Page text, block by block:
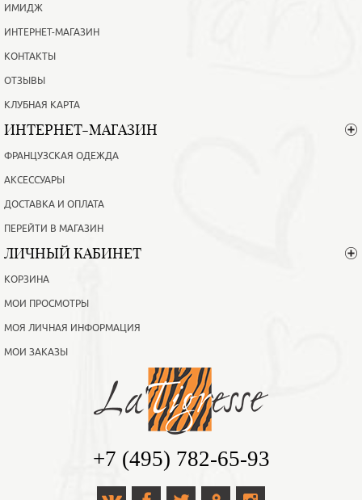
ИМИДЖ
ИНТЕРНЕТ-МАГАЗИН
КОНТАКТЫ
ОТЗЫВЫ
КЛУБНАЯ КАРТА
ИНТЕРНЕТ-МАГАЗИН
ФРАНЦУЗСКАЯ ОДЕЖДА
АКСЕССУАРЫ
ДОСТАВКА И ОПЛАТА
ПЕРЕЙТИ В МАГАЗИН
ЛИЧНЫЙ КАБИНЕТ
КОРЗИНА
МОИ ПРОСМОТРЫ
МОЯ ЛИЧНАЯ ИНФОРМАЦИЯ
МОИ ЗАКАЗЫ
+7 (495) 782-65-93